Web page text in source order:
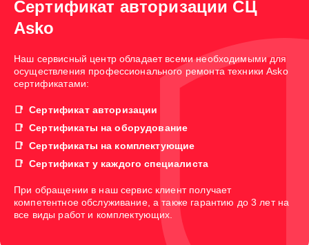
Сертификат авторизации СЦ
Asko
Наш сервисный центр обладает всеми необходимыми для
осуществления профессионального ремонта техники Asko
сертификатами:
Сертификат авторизации
Сертификаты на оборудование
Сертификаты на комплектующие
Сертификат у каждого специалиста
При обращении в наш сервис клиент получает
компетентное обслуживание, а также гарантию до 3 лет на
все виды работ и комплектующих.